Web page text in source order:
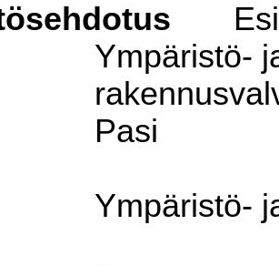
Ympäristö-
Pasi
Ympäristö-